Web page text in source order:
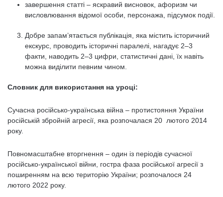
завершення статті – яскравий висновок, афоризм чи
висловлювання відомої особи, персонажа, підсумок події.
Добре запам’ятається публікація, яка містить історичний
екскурс, проводить історичні паралелі, нагадує 2–3
факти, наводить 2–3 цифри, статистичні дані, їх навіть
можна виділити певним чином.
Словник для використання на уроці:
Сучасна російсько-українська війна – протистояння України
російській збройній агресії, яка розпочалася 20 лютого 2014
року.
Повномасштабне вторгнення – один із періодів сучасної
російсько-української війни, гостра фаза російської агресії з
поширенням на всю територію України; розпочалося 24
лютого 2022 року.